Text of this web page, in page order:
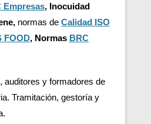
Empresas, Inocuidad
normas de Calidad ISO
FOOD, Normas BRC
auditores y formadores de
Tramitación, gestoría y